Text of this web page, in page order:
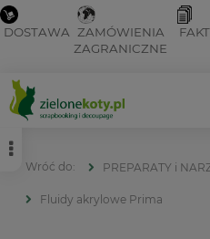
DOSTAWA ZAMÓWIENIA
ZAGRANICZNE
PREPARATY i
Fluidy akrylowe Prima